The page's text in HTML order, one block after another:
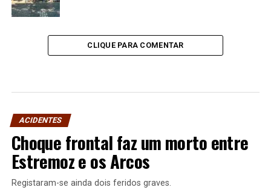
CLIQUE PARA COMENTAR
ACIDENTES
Choque frontal faz um morto entre
Estremoz e os Arcos
Registaram-se ainda dois feridos graves.